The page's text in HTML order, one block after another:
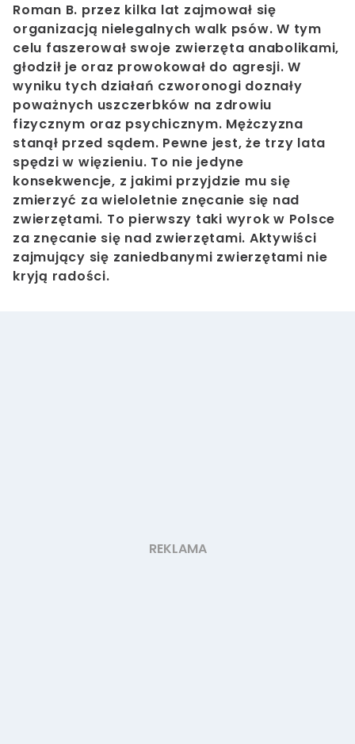
Roman B. przez kilka lat zajmował się
organizacją nielegalnych walk psów. W tym
celu faszerował swoje zwierzęta anabolikami,
głodził je oraz prowokował do agresji. W
wyniku tych działań czworonogi doznały
poważnych uszczerbków na zdrowiu
fizycznym oraz psychicznym. Mężczyzna
stanął przed sądem. Pewne jest, że trzy lata
spędzi w więzieniu. To nie jedyne
konsekwencje, z jakimi przyjdzie mu się
zmierzyć za wieloletnie znęcanie się nad
zwierzętami. To pierwszy taki wyrok w Polsce
za znęcanie się nad zwierzętami. Aktywiści
zajmujący się zaniedbanymi zwierzętami nie
kryją radości.